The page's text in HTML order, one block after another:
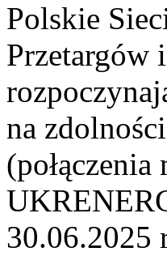
Polskie
Przetargów
na
30.06.2025